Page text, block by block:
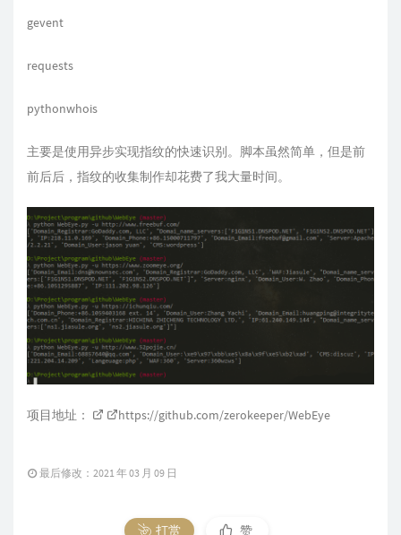
gevent
requests
pythonwhois
主要是使用异步实现指纹的快速识别。脚本虽然简单，但是前
前后后，指纹的收集制作却花费了我大量时间。
项目地址： https://github.com/zerokeeper/WebEye
最后修改：2021 年 03 月 09 日
打赏 赞